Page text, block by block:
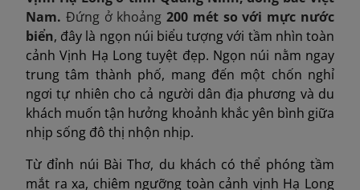
Nam. Đứng ở khoảng200 mét so với mực nước
biển, đây là ngọn núi biểu tượng với tầm nhìn toàn
cảnh Vịnh Hạ Long tuyệt đẹp. Ngọn núi nằm ngay
trung tâm thành phố, mang đến một chốn nghỉ
ngơi tự nhiên cho cả người dân địa phương và du
khách muốn tận hưởng khoảnh khắc yên bình giữa
nhịp sống đô thị nhộn nhịp.
Từ đỉnh núi Bài Thơ, du khách có thể phóng tầm
mắt ra xa, chiêm ngưỡng toàn cảnh vịnh Hạ Long